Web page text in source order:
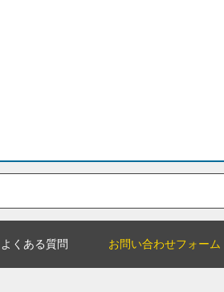
よくある質問 お問い合わせフォーム